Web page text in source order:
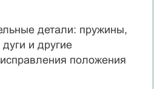
детали: пружины,
и другие
положения